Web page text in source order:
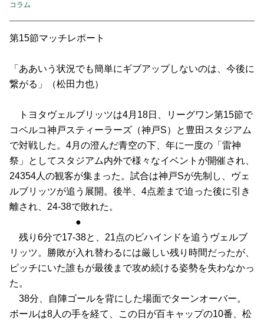
コラム
第15節マッチレポート
「ああいう状況でも簡単にギブアップしないのは、今後に
繋がる」（松田力也）
トヨタヴェルブリッツは4月18日、リーグワン第15節で
コベルコ神戸スティーラーズ（神戸S）と豊田スタジアム
で対戦した。4月の澄んだ青空の下、年に一度の「雷神
祭」としてスタジアム内外で様々なイベントが開催され、
24354人の観客が集まった。試合は神戸Sが先制し、ヴェ
ルブリッツが追う展開。後半、4点差まで迫った後に引き
離され、24-38で敗れた。
●
残り6分で17-38と、21点のビハインドを追うヴェルブ
リッツ。勝敗が入れ替わるには厳しい残り時間だったが、
ピッチにいた誰もが最後まで攻め続ける姿勢を失わなかっ
た。
38分、自陣ゴールを背にした場面でターンオーバー。
ボールは8人の手を経て、この日が百キャップの10番、松